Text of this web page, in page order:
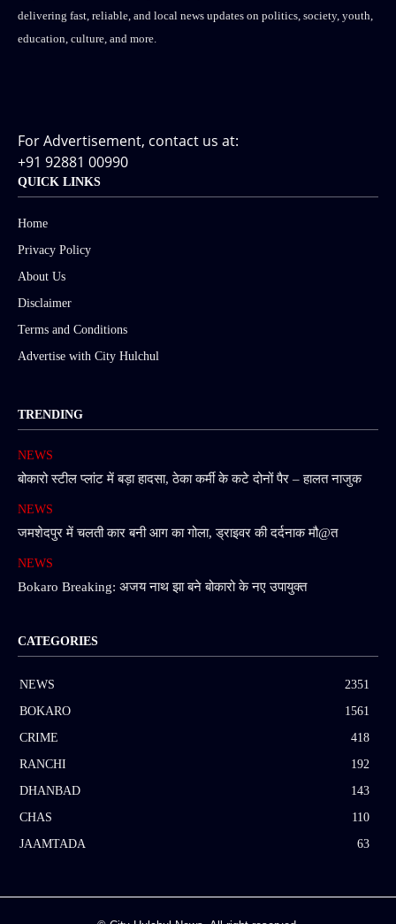
delivering fast, reliable, and local news updates on politics, society, youth,
education, culture, and more.
For Advertisement, contact us at:
+91 92881 00990
QUICK LINKS
Home
Privacy Policy
About Us
Disclaimer
Terms and Conditions
Advertise with City Hulchul
TRENDING
NEWS
बोकारो स्टील प्लांट में बड़ा हादसा, ठेका कर्मी के कटे दोनों पैर – हालत नाजुक
NEWS
जमशेदपुर में चलती कार बनी आग का गोला, ड्राइवर की दर्दनाक मौ@त
NEWS
Bokaro Breaking: अजय नाथ झा बने बोकारो के नए उपायुक्त
CATEGORIES
NEWS
2351
BOKARO
1561
CRIME
418
RANCHI
192
DHANBAD
143
CHAS
110
JAAMTADA
63